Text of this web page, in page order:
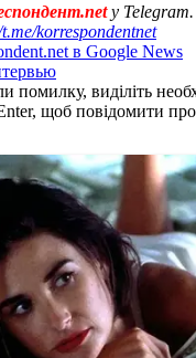
у
korrespondentnet
в Google News
помилку, виділіть
щоб повідомити